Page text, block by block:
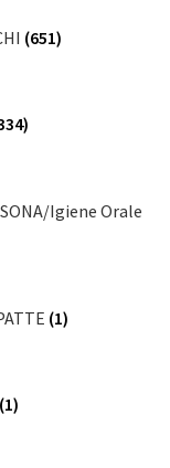
(651)
Igiene Orale
(1)
(1)